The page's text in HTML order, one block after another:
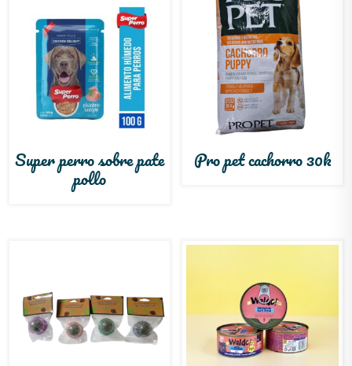
Super perro sobre pate
pollo
Pro pet cachorro 30k